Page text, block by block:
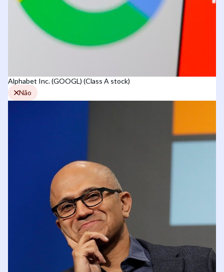
Alphabet Inc. (GOOGL) (Class A stock)
Não